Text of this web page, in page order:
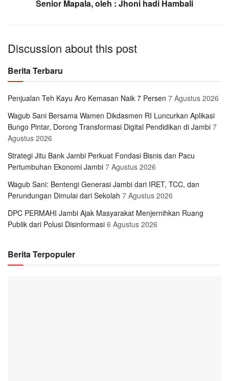
Senior Mapala, oleh : Jhoni hadi Hambali
Discussion about this post
Berita Terbaru
Penjualan Teh Kayu Aro Kemasan Naik 7 Persen 7 Agustus 2026
Wagub Sani Bersama Wamen Dikdasmen RI Luncurkan Aplikasi
Bungo Pintar, Dorong Transformasi Digital Pendidikan di Jambi 7
Agustus 2026
Strategi Jitu Bank Jambi Perkuat Fondasi Bisnis dan Pacu
Pertumbuhan Ekonomi Jambi 7 Agustus 2026
Wagub Sani: Bentengi Generasi Jambi dari IRET, TCC, dan
Perundungan Dimulai dari Sekolah 7 Agustus 2026
DPC PERMAHI Jambi Ajak Masyarakat Menjernihkan Ruang
Publik dari Polusi Disinformasi 6 Agustus 2026
Berita Terpopuler